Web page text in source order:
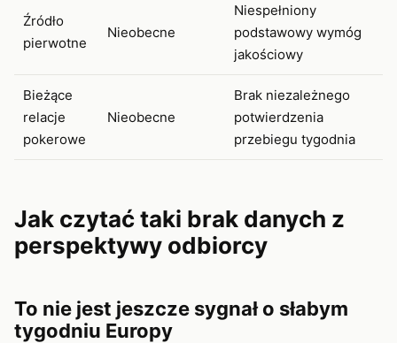
Źródło
pierwotne
Nieobecne
Niespełniony
podstawowy wymóg
jakościowy
Bieżące
relacje
pokerowe
Nieobecne
Brak niezależnego
potwierdzenia
przebiegu tygodnia
Jak czytać taki brak danych z
perspektywy odbiorcy
To nie jest jeszcze sygnał o słabym
tygodniu Europy